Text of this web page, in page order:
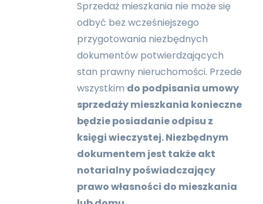
Sprzedaż mieszkania nie może się
odbyć bez wcześniejszego
przygotowania niezbędnych
dokumentów potwierdzających
stan prawny nieruchomości. Przede
wszystkim do podpisania umowy
sprzedaży mieszkania konieczne
będzie posiadanie odpisu z
księgi wieczystej. Niezbędnym
dokumentem jest także akt
notarialny poświadczający
prawo własności do mieszkania